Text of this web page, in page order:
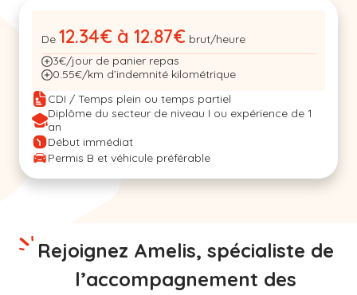
De 12.34€ à 12.87€ brut/heure
3€/jour de panier repas
0.55€/km d’indemnité kilométrique
CDI / Temps plein ou temps partiel
Diplôme du secteur de niveau I ou expérience de 1
an
Début immédiat
Permis B et véhicule préférable
Rejoignez Amelis, spécialiste de
l’accompagnement des